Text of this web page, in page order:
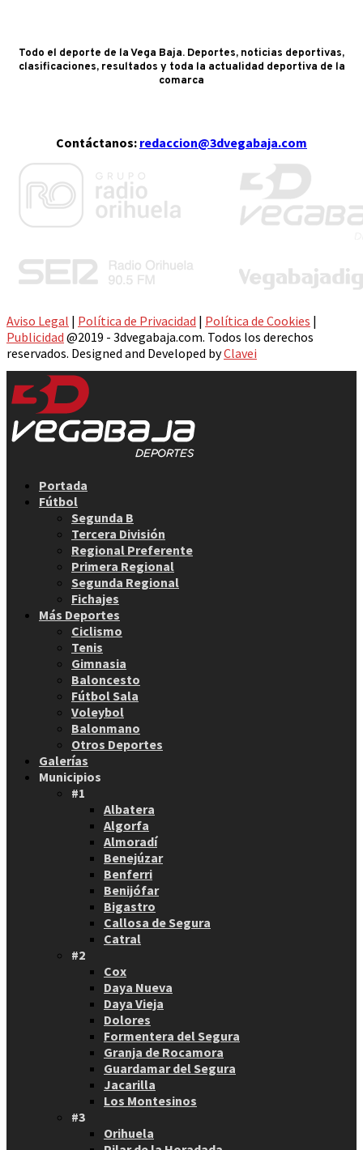
Todo el deporte de la Vega Baja. Deportes, noticias deportivas,
clasificaciones, resultados y toda la actualidad deportiva de la
comarca
Contáctanos: redaccion@3dvegabaja.com
Aviso Legal | Política de Privacidad | Política de Cookies |
Publicidad @2019 - 3dvegabaja.com. Todos los derechos
reservados. Designed and Developed byClavei
Portada
Fútbol
Segunda B
Tercera División
Regional Preferente
Primera Regional
Segunda Regional
Fichajes
Más Deportes
Ciclismo
Tenis
Gimnasia
Baloncesto
Fútbol Sala
Voleybol
Balonmano
Otros Deportes
Galerías
Municipios
#1
Albatera
Algorfa
Almoradí
Benejúzar
Benferri
Benijófar
Bigastro
Callosa de Segura
Catral
#2
Cox
Daya Nueva
Daya Vieja
Dolores
Formentera del Segura
Granja de Rocamora
Guardamar del Segura
Jacarilla
Los Montesinos
#3
Orihuela